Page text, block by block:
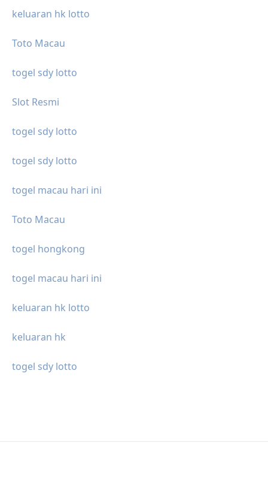
keluaran hk lotto
Toto Macau
togel sdy lotto
Slot Resmi
togel sdy lotto
togel sdy lotto
togel macau hari ini
Toto Macau
togel hongkong
togel macau hari ini
keluaran hk lotto
keluaran hk
togel sdy lotto